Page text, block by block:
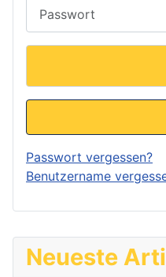
Neueste
Passwort vergessen?
Benutzername